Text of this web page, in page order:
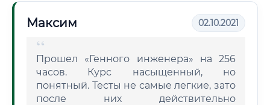
Максим 02.10.2021
Прошел «Генного инженера» на 256
часов. Курс насыщенный, но
понятный. Тесты не самые легкие, зато
после них действительно